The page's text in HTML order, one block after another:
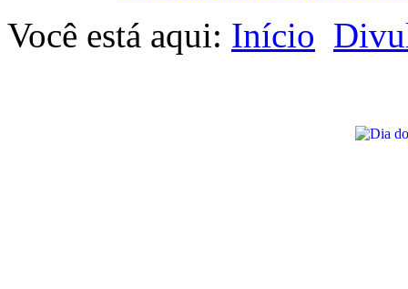
Você está aqui: Início